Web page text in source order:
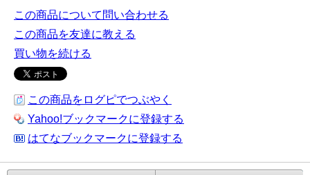
この商品について問い合わせる
この商品を友達に教える
買い物を続ける
この商品をログピでつぶやく
Yahoo!ブックマークに登録する
はてなブックマークに登録する